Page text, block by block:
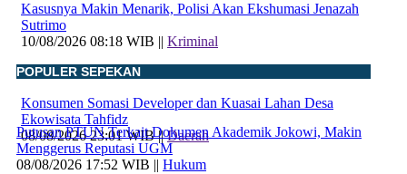
Kasusnya Makin Menarik, Polisi Akan Ekshumasi Jenazah
Sutrimo
10/08/2026 08:18 WIB || Kriminal
Konsumen Somasi Developer dan Kuasai Lahan Desa
Ekowisata Tahfidz
08/08/2026 23:01 WIB ||Daerah
POPULER SEPEKAN
Putusan PTUN Terkait Dokumen Akademik Jokowi, Makin
Menggerus Reputasi UGM
08/08/2026 17:52 WIB || Hukum